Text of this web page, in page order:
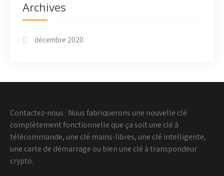
Archives
décembre 2020
Contactez-nous : Nous fabriquerons une nouvelle clé
complètement fonctionnelle que ça soit une clé à
télécommande, une clé mains-libres, une clé intelligente,
une carte de démarrage ou bien une clé à transpondeur
crypto.